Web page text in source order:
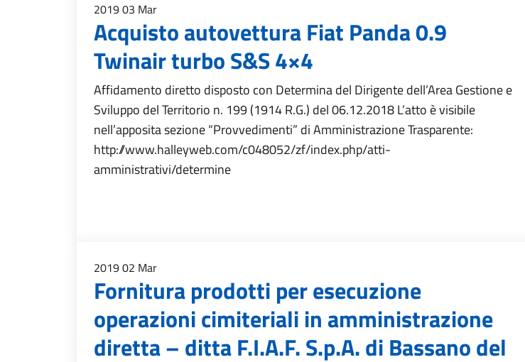
201903 Mar
Acquisto autovettura Fiat Panda 0.9
Twinair turbo S&S 4×4
Affidamento diretto disposto con Determina del Dirigente dell’Area Gestione e
Sviluppo del Territorio n. 199 (1914 R.G.) del 06.12.2018 L’atto è visibile
nell’apposita sezione “Provvedimenti” di Amministrazione Trasparente:
http://www.halleyweb.com/c048052/zf/index.php/atti-
amministrativi/determine
201902 Mar
Fornitura prodotti per esecuzione
operazioni cimiteriali in amministrazione
diretta – ditta F.I.A.F. S.p.A. di Bassano del